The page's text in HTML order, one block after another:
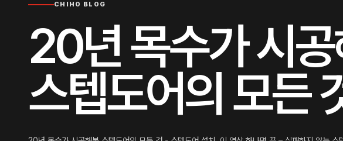
CHIHO BLOG
20년 목수가 시
스텝도어의 모든